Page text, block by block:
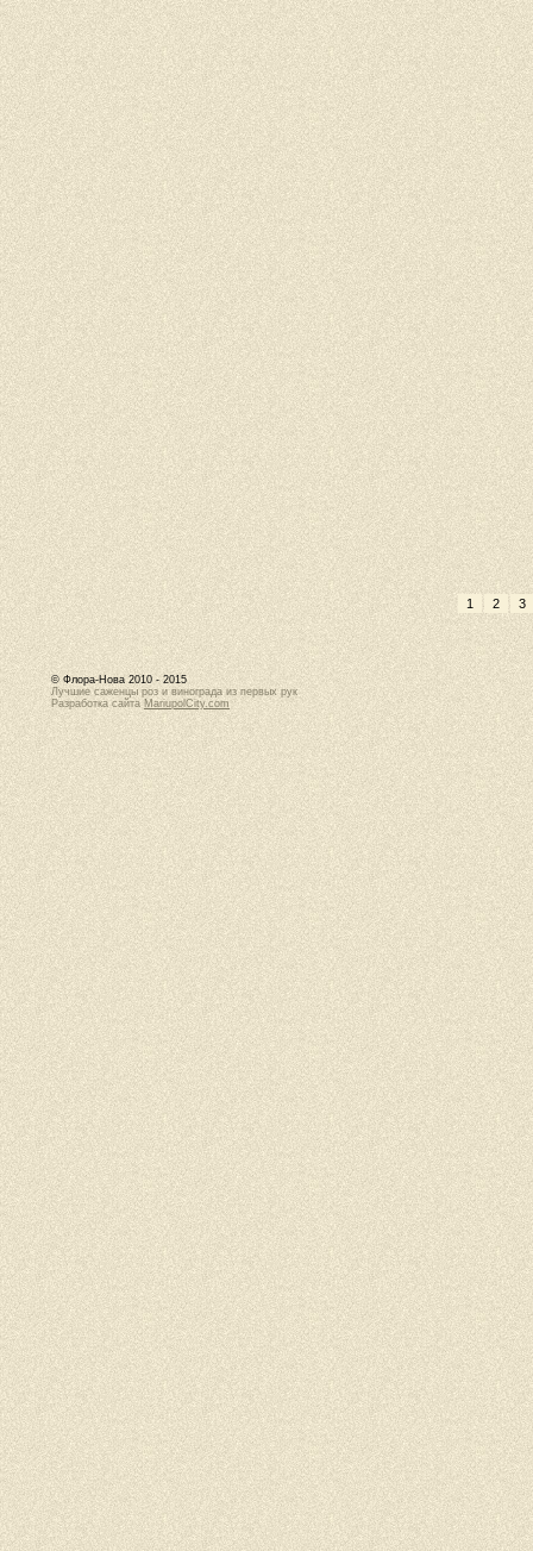
1 2 3
© Флора-Нова 2010 - 2015
Лучшие саженцы роз и винограда из первых рук
Разработка сайта MariupolCity.com